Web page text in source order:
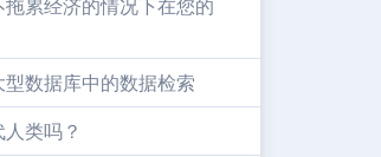
累经济的情况下在您的
数据库中的数据检索
类吗？